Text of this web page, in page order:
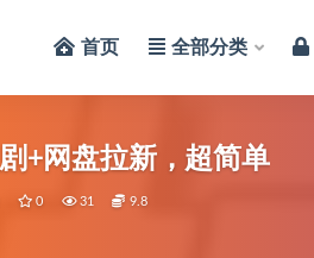
首页 全部分类
+网盘拉新，超简单
0 31 9.8